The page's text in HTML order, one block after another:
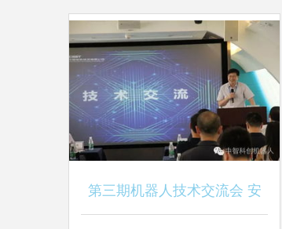
第三期机器人技术交流会 安